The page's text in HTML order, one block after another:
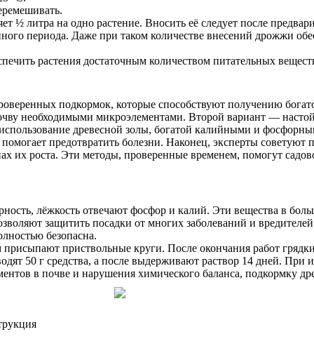
½ литра на одно растение. Вносить её следует после
периода. Даже при таком количестве внесений дрожжи
растения достаточным количеством питательных
подкормок, которые способствуют получению
необходимыми микроэлементами. Второй вариант —
древесной золы, богатой калийными и
предотвратить болезни. Наконец, эксперты
их роста. Эти методы, проверенные временем, помогут
лёжкость отвечают фосфор и калий. Эти вещества в
защитить посадки от многих заболеваний и
безопасна.
приствольные круги. После окончания работ
50 г средства, а после выдерживают раствор 14 дней. При
в почве и нарушения химического баланса, подкормку